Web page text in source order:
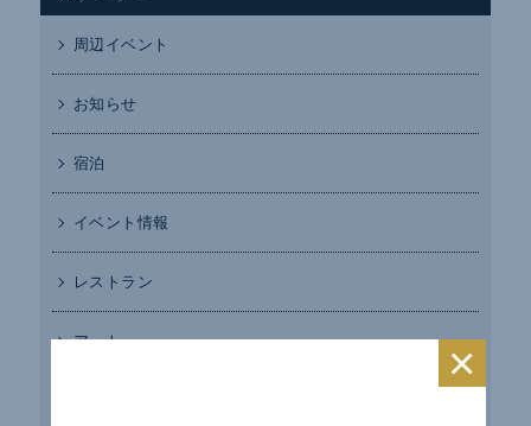
周辺イベント
お知らせ
宿泊
イベント情報
レストラン
アート ×